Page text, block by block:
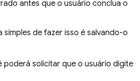
antes que o usuário conclua o
simples de fazer isso é salvando-o
poderá solicitar que o usuário digite